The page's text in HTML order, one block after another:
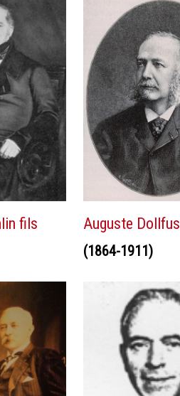
fils Auguste Dollfus
(1864-1911)